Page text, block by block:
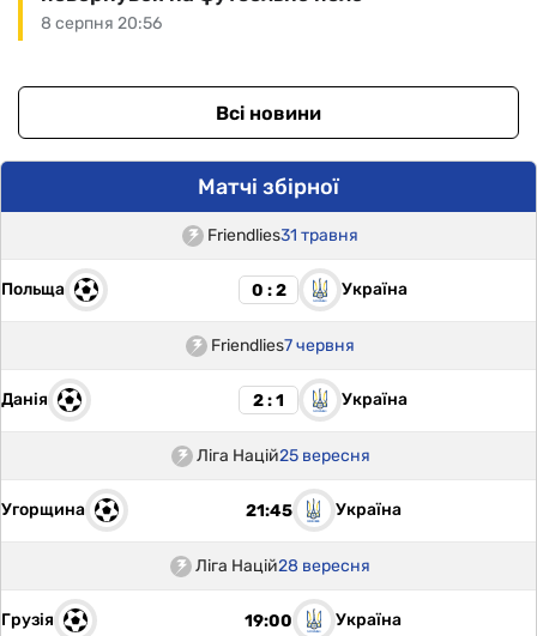
8 серпня 20:56
Всі новини
Матчі збірної
Friendlies31 травня
Польща 0 : 2 Україна
Friendlies7 червня
Данія 2 : 1 Україна
Ліга Націй25 вересня
Угорщина 21:45 Україна
Ліга Націй28 вересня
Грузія 19:00 Україна